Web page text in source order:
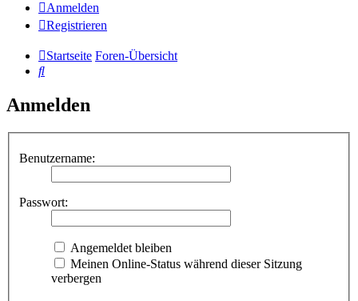
Anmelden
Registrieren
Startseite Foren-Übersicht
Suche
Anmelden
Benutzername:
Passwort:
Angemeldet bleiben
Meinen Online-Status während dieser Sitzung
verbergen